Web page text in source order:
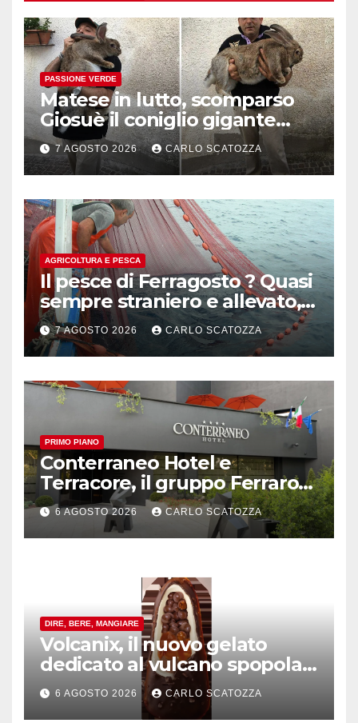
PASSIONE VERDE
Matese in lutto, scomparso
Giosuè il coniglio gigante
pluripremiato
7 AGOSTO 2026 CARLO SCATOZZA
AGRICOLTURA E PESCA
Il pesce di Ferragosto ? Quasi
sempre straniero e allevato,
in sofferenza
7 AGOSTO 2026 CARLO SCATOZZA
PRIMO PIANO
Conterraneo Hotel e
Terracore, il gruppo Ferraro
amplia l’ ospitalità e il gusto
alle porte di Caserta
6 AGOSTO 2026 CARLO SCATOZZA
DIRE, BERE, MANGIARE
Volcanix, il nuovo gelato
dedicato al vulcano spopola,
è nato a Caivano
6 AGOSTO 2026 CARLO SCATOZZA